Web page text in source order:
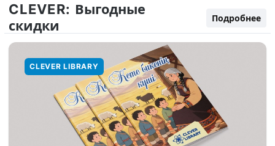
CLEVER: Выгодные
скидки
Подробнее
CLEVER LIBRARY